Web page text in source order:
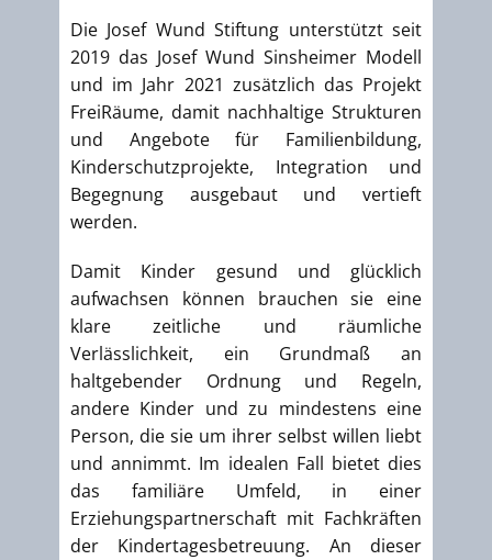
Die Josef Wund Stiftung unterstützt seit
2019 das Josef Wund Sinsheimer Modell
und im Jahr 2021 zusätzlich das Projekt
FreiRäume, damit nachhaltige Strukturen
und Angebote für Familienbildung,
Kinderschutzprojekte, Integration und
Begegnung ausgebaut und vertieft
werden.
Damit Kinder gesund und glücklich
aufwachsen können brauchen sie eine
klare zeitliche und räumliche
Verlässlichkeit, ein Grundmaß an
haltgebender Ordnung und Regeln,
andere Kinder und zu mindestens eine
Person, die sie um ihrer selbst willen liebt
und annimmt. Im idealen Fall bietet dies
das familiäre Umfeld, in einer
Erziehungspartnerschaft mit Fachkräften
der Kindertagesbetreuung. An dieser